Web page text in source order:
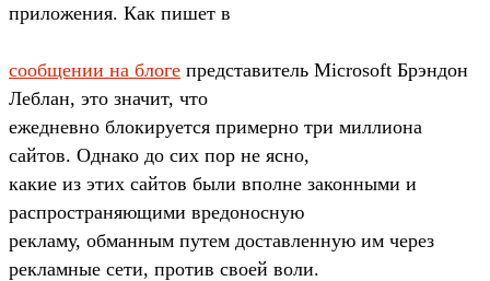
приложения. Как пишет в
сообщении на блоге представитель Microsoft Брэндон
Леблан, это значит, что
ежедневно блокируется примерно три миллиона
сайтов. Однако до сих пор не ясно,
какие из этих сайтов были вполне законными и
распространяющими вредоносную
рекламу, обманным путем доставленную им через
рекламные сети, против своей воли.